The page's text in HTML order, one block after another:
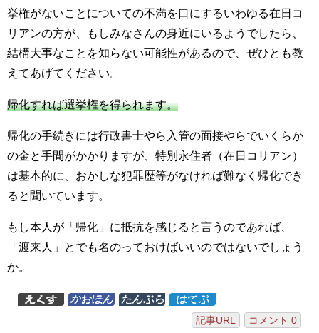
挙権がないことについての不満を口にするいわゆる在日コ
リアンの方が、もしみなさんの身近にいるようでしたら、
結構大事なことを知らない可能性があるので、ぜひとも教
えてあげてください。
帰化すれば選挙権を得られます。
帰化の手続きには行政書士やら入管の面接やらでいくらか
の金と手間がかかりますが、特別永住者（在日コリアン）
は基本的に、おかしな犯罪歴等がなければ難なく帰化でき
ると聞いています。
もし本人が「帰化」に抵抗を感じると言うのであれば、
「渡来人」とでも名のっておけばいいのではないでしょう
か。
記事URL
コメント 0